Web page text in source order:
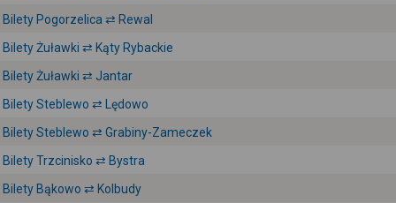
Bilety Pogorzelica ⇄ Rewal
Bilety Żuławki ⇄ Kąty Rybackie
Bilety Żuławki ⇄ Jantar
Bilety Steblewo ⇄ Lędowo
Bilety Steblewo ⇄ Grabiny-Zameczek
Bilety Trzcinisko ⇄ Bystra
Bilety Bąkowo ⇄ Kolbudy